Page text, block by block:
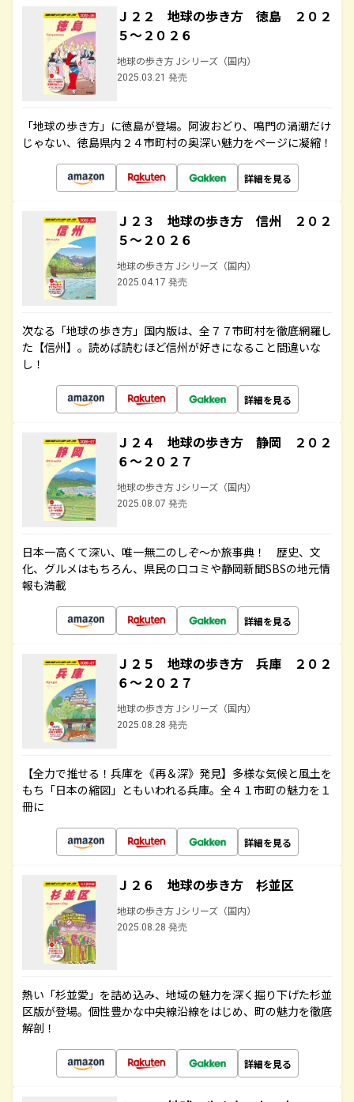
Ｊ２２ 地球の歩き方 徳島 ２０２
５～２０２６
地球の歩き方 Jシリーズ（国内）
2025.03.21 発売
「地球の歩き方」に徳島が登場。阿波おどり、鳴門の渦潮だけ
じゃない、徳島県内２４市町村の奥深い魅力をページに凝縮！
詳細を見る
Ｊ２３ 地球の歩き方 信州 ２０２
５～２０２６
地球の歩き方 Jシリーズ（国内）
2025.04.17 発売
次なる「地球の歩き方」国内版は、全７７市町村を徹底網羅し
た【信州】。読めば読むほど信州が好きになること間違いな
し！
詳細を見る
Ｊ２４ 地球の歩き方 静岡 ２０２
６～２０２７
地球の歩き方 Jシリーズ（国内）
2025.08.07 発売
日本一高くて深い、唯一無二のしぞ～か旅事典！ 歴史、文
化、グルメはもちろん、県民の口コミや静岡新聞SBSの地元情
報も満載
詳細を見る
Ｊ２５ 地球の歩き方 兵庫 ２０２
６～２０２７
地球の歩き方 Jシリーズ（国内）
2025.08.28 発売
【全力で推せる！兵庫を《再＆深》発見】多様な気候と風土を
もち「日本の縮図」ともいわれる兵庫。全４１市町の魅力を１
冊に
詳細を見る
Ｊ２６ 地球の歩き方 杉並区
地球の歩き方 Jシリーズ（国内）
2025.08.28 発売
熱い「杉並愛」を詰め込み、地域の魅力を深く掘り下げた杉並
区版が登場。個性豊かな中央線沿線をはじめ、町の魅力を徹底
解剖！
詳細を見る